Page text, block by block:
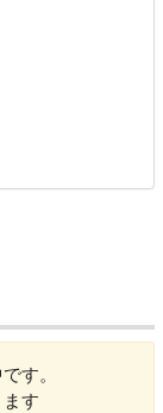
す。
す